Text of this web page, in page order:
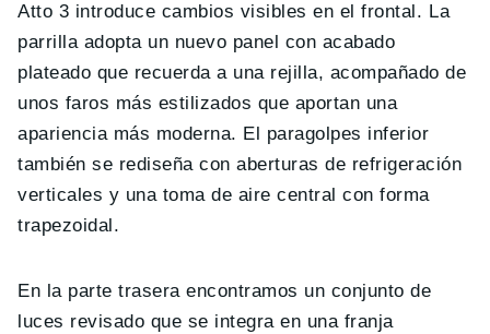
Atto 3 introduce cambios visibles en el frontal. La
parrilla adopta un nuevo panel con acabado
plateado que recuerda a una rejilla, acompañado de
unos faros más estilizados que aportan una
apariencia más moderna. El paragolpes inferior
también se rediseña con aberturas de refrigeración
verticales y una toma de aire central con forma
trapezoidal.
En la parte trasera encontramos un conjunto de
luces revisado que se integra en una franja